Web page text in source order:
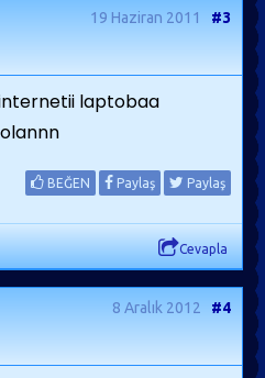
19 Haziran 2011 #3
laptobaa
BEĞEN Paylaş Paylaş
Cevapla
8 Aralık 2012 #4